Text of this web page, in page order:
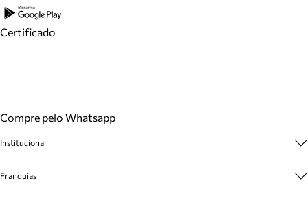
Certificado
Compre pelo Whatsapp
Institucional
Cashback
Franquias